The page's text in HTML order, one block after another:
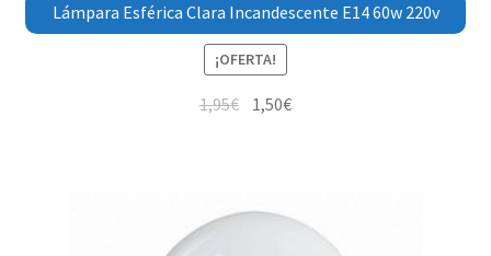
Lámpara Esférica Clara Incandescente E14 60w 220v
¡OFERTA!
1,95€ 1,50€